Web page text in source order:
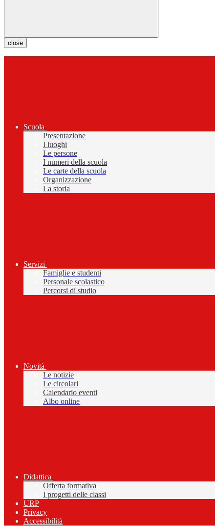
close
Scuola
Presentazione
I luoghi
Le persone
I numeri della scuola
Le carte della scuola
Organizzazione
La storia
Servizi
Famiglie e studenti
Personale scolastico
Percorsi di studio
Novità
Le notizie
Le circolari
Calendario eventi
Albo online
Didattica
Offerta formativa
I progetti delle classi
URP
Privacy
Accessibilità